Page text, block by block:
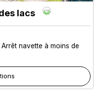
lacs
Arrêt navette à moins de